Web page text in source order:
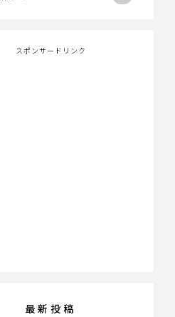
スポンサードリンク
最新投稿